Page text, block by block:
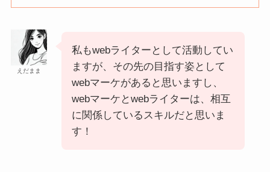
えだまま
私もwebライターとして活動してい
ますが、その先の目指す姿として
webマーケがあると思いますし、
webマーケとwebライターは、相互
に関係しているスキルだと思いま
す！